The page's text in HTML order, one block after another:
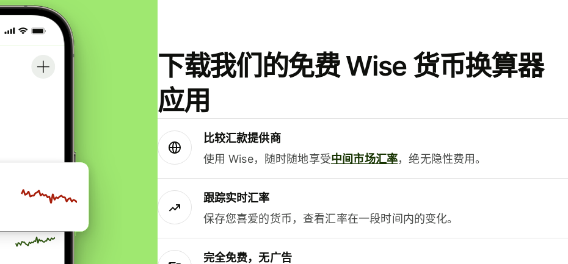
下载我们的免费 Wise 货币换算器
应用
比较汇款提供商
使用 Wise，随时随地享受中间市场汇率，绝无隐性费用。
跟踪实时汇率
保存您喜爱的货币，查看汇率在一段时间内的变化。
完全免费，无广告